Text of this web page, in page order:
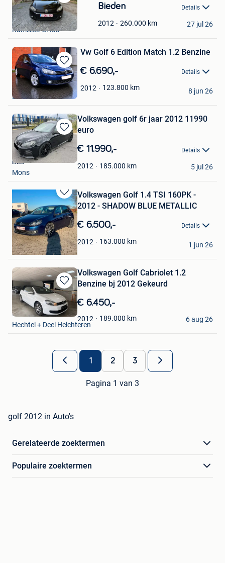
Bewaren
in
Mijn
Favorieten
Bieden Details
2012 260.000 km
Sam Tollet
Ramillies-Offus
27 jul 26
Bewaren
in
Mijn
Favorieten
Vw Golf 6 Edition Match 1.2 Benzine
€ 6.690,- Details
2012 123.800 km
Rd Tb
Londerzeel
8 jun 26
Bewaren
in
Mijn
Favorieten
Volkswagen golf 6r jaar 2012 11990
euro
€ 11.990,- Details
2012 185.000 km
mik
Mons
5 jul 26
Bewaren
in
Mijn
Favorieten
Volkswagen Golf 1.4 TSI 160PK -
2012 - SHADOW BLUE METALLIC
€ 6.500,- Details
2012 163.000 km
Salam
Tienen
1 jun 26
Bewaren
in
Mijn
Favorieten
Volkswagen Golf Cabriolet 1.2
Benzine bj 2012 Gekeurd
€ 6.450,-
2012 189.000 km
CarcleanDemir
Hechtel + Deel Helchteren
6 aug 26
1 2 3
Pagina 1 van 3
golf 2012 in Auto's
Gerelateerde zoektermen
Populaire zoektermen